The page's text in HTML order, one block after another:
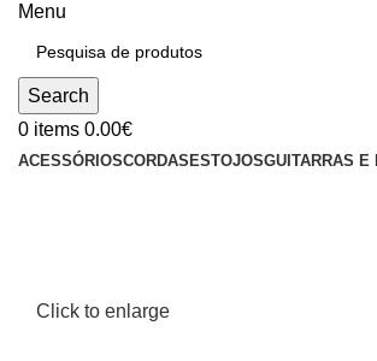
Menu
Search
0 items 0.00€
ACESSÓRIOSCORDAS ESTOJOSGUITARRAS E
Click to enlarge